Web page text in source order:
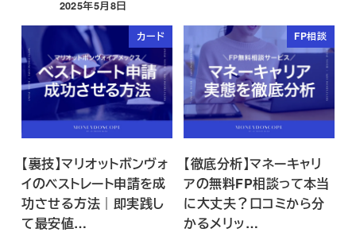
投稿日
2025年5月8日
カード
【裏技】マリオットボンヴォ
イのベストレート申請を成
功させる方法｜即実践し
て最安値…
FP相談
【徹底分析】マネーキャリ
アの無料FP相談って本当
に大丈夫？口コミから分
かるメリッ…